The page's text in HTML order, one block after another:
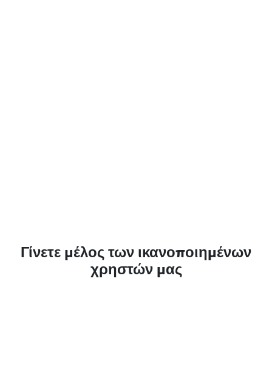
Γίνετε μέλος των ικανοποιημένων
χρηστών μας